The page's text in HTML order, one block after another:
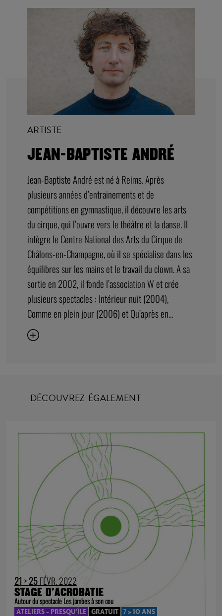
ARTISTE
JEAN-BAPTISTE ANDRÉ
Jean-Baptiste André est né à Reims. Après
plusieurs années d’entrainements et de
compétitions en gymnastique, il découvre les arts
du cirque, qui l’ouvre vers le théâtre et la danse. Il
intègre le Centre National des Arts du Cirque de
Châlons-en-Champagne, où il se spécialise dans les
équilibres sur les mains et le travail du clown. A sa
sortie en 2002, il fonde l’association W et crée
plusieurs spectacles : Intérieur nuit (2004),
Comme en plein jour (2006) et Qu’après en...
DÉCOUVREZ ÉGALEMENT
21>25FÉVR. 2022
STAGE D’ACROBATIE
Autour du spectacle Les jambes à son cou
ATELIERS - PRESQU'ÎLE GRATUIT 7 > 10 ANS